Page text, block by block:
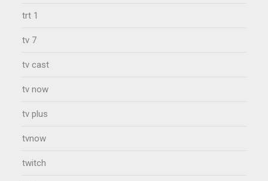
trt 1
tv 7
tv cast
tv now
tv plus
tvnow
twitch